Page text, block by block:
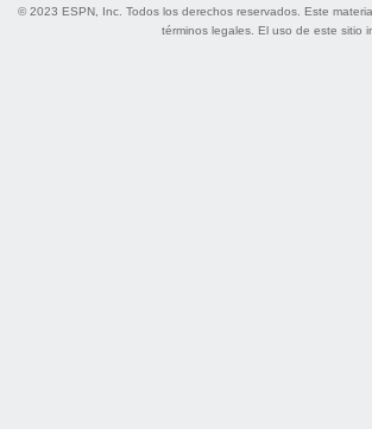
© 2023 ESPN, Inc. Todos los derechos reservados. Este
términos legales. El uso de este sitio